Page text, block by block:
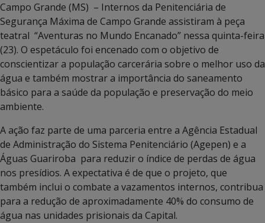
Campo Grande (MS) – Internos da Penitenciária de
Segurança Máxima de Campo Grande assistiram à peça
teatral “Aventuras no Mundo Encanado” nessa quinta-feira
(23). O espetáculo foi encenado com o objetivo de
conscientizar a população carcerária sobre o melhor uso da
água e também mostrar a importância do saneamento
básico para a saúde da população e preservação do meio
ambiente.
A ação faz parte de uma parceria entre a Agência Estadual
de Administração do Sistema Penitenciário (Agepen) e a
Águas Guariroba para reduzir o índice de perdas de água
nos presídios. A expectativa é de que o projeto, que
também inclui o combate a vazamentos internos, contribua
para a redução de aproximadamente 40% do consumo de
água nas unidades prisionais da Capital.